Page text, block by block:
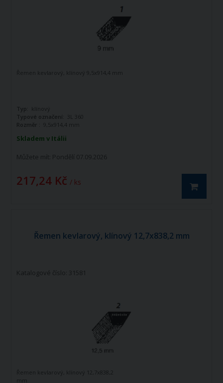
Skladem v Itálii
Můžete mít: Pondělí 07.09.2026
217,24 Kč / ks
Řemen kevlarový, klínový 9,5x914,4 mm
Typ: klínový
Typové označení:
3L 360
Rozměr :
9,5x914,4 mm
Řemen kevlarový, klínový 12,7x838,2 mm
Katalogové číslo: 31581
Řemen kevlarový, klínový 12,7x838,2
mm